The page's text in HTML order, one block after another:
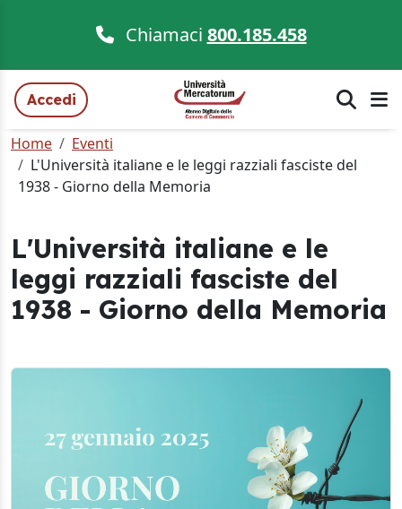
Chiamaci 800.185.458
Accedi
Home
Eventi
L'Università italiane e le leggi razziali fasciste del
1938 - Giorno della Memoria
L'Università italiane e le
leggi razziali fasciste del
1938 - Giorno della Memoria